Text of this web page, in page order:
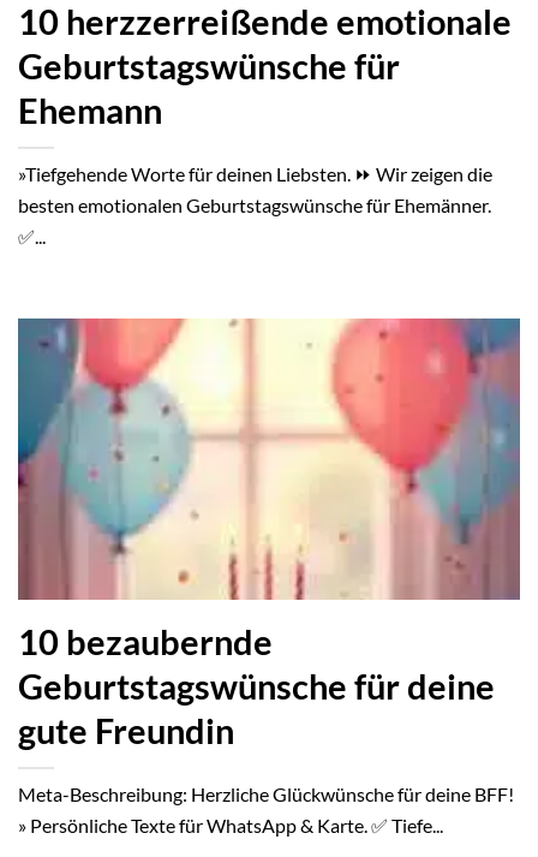
10 herzzerreißende emotionale
Geburtstagswünsche für
Ehemann
»Tiefgehende Worte für deinen Liebsten. ⏩ Wir zeigen die
besten emotionalen Geburtstagswünsche für Ehemänner.
✅...
10 bezaubernde
Geburtstagswünsche für deine
gute Freundin
Meta-Beschreibung: Herzliche Glückwünsche für deine BFF!
» Persönliche Texte für WhatsApp & Karte. ✅ Tiefe...